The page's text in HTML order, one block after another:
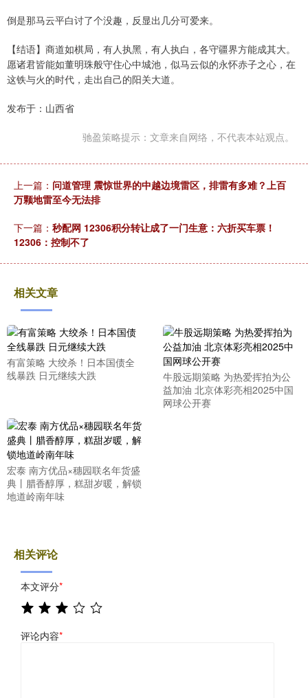
倒是那马云平白讨了个没趣，反显出几分可爱来。
【结语】商道如棋局，有人执黑，有人执白，各守疆界方能成其大。
愿诸君皆能如董明珠般守住心中城池，似马云似的永怀赤子之心，在
这铁与火的时代，走出自己的阳关大道。
发布于：山西省
驰盈策略提示：文章来自网络，不代表本站观点。
上一篇： 问道管理 震惊世界的中越边境雷区，排雷有多难？上百
万颗地雷至今无法排
下一篇： 秒配网 12306积分转让成了一门生意：六折买车票！
12306：控制不了
相关文章
有富策略 大绞杀！日本国债全
线暴跌 日元继续大跌
牛股远期策略 为热爱挥拍为公
益加油 北京体彩亮相2025中国
网球公开赛
宏泰 南方优品×穗园联名年货盛
典丨腊香醇厚，糕甜岁暖，解锁
地道岭南年味
相关评论
本文评分*
评论内容*